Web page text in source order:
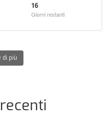
16
Giorni restanti
di più